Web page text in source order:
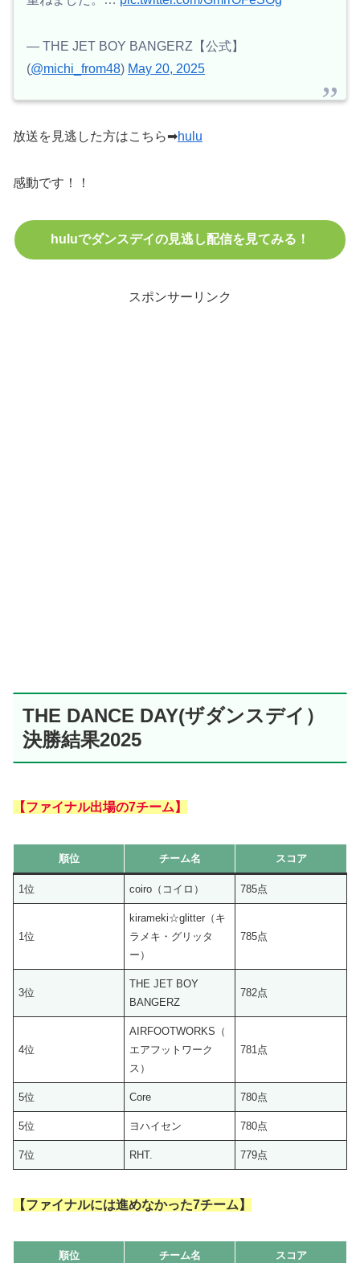
— THE JET BOY BANGERZ【公式】
(@michi_from48) May 20, 2025
放送を見逃した方はこちら➡hulu
感動です！！
huluでダンスデイの見逃し配信を見てみる！
スポンサーリンク
THE DANCE DAY(ザダンスデイ）
決勝結果2025
【ファイナル出場の7チーム】
順位 チーム名 スコア
1位 coiro（コイロ） 785点
1位
kirameki☆glitter（キ
ラメキ・グリッタ
ー）
785点
3位
THE JET BOY
BANGERZ
782点
4位
AIRFOOTWORKS（
エアフットワーク
ス）
781点
5位 Core 780点
5位 ヨハイセン 780点
7位 RHT. 779点
【ファイナルには進めなかった7チーム】
順位 チーム名 スコア